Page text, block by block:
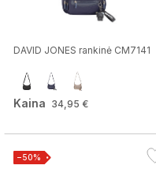
DAVID JONES rankinė CM7141
Kaina 34,95 €
−50%